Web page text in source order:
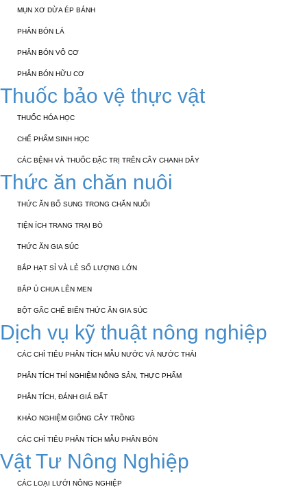
MỤN XƠ DỪA ÉP BÁNH
PHÂN BÓN LÁ
PHÂN BÓN VÔ CƠ
PHÂN BÓN HỮU CƠ
Thuốc bảo vệ thực vật
THUỐC HÓA HỌC
CHẾ PHẨM SINH HỌC
CÁC BỆNH VÀ THUỐC ĐẶC TRỊ TRÊN CÂY CHANH DÂY
Thức ăn chăn nuôi
THỨC ĂN BỔ SUNG TRONG CHĂN NUÔI
TIỆN ÍCH TRANG TRẠI BÒ
THỨC ĂN GIA SÚC
BẮP HẠT SỈ VÀ LẺ SỐ LƯỢNG LỚN
BẮP Ủ CHUA LÊN MEN
BỘT GẤC CHẾ BIẾN THỨC ĂN GIA SÚC
Dịch vụ kỹ thuật nông nghiệp
CÁC CHỈ TIÊU PHÂN TÍCH MẪU NƯỚC VÀ NƯỚC THẢI
PHÂN TÍCH THÍ NGHIỆM NÔNG SẢN, THỰC PHẨM
PHÂN TÍCH, ĐÁNH GIÁ ĐẤT
KHẢO NGHIỆM GIỐNG CÂY TRỒNG
CÁC CHỈ TIÊU PHÂN TÍCH MẪU PHÂN BÓN
Vật Tư Nông Nghiệp
CÁC LOẠI LƯỚI NÔNG NGHIỆP